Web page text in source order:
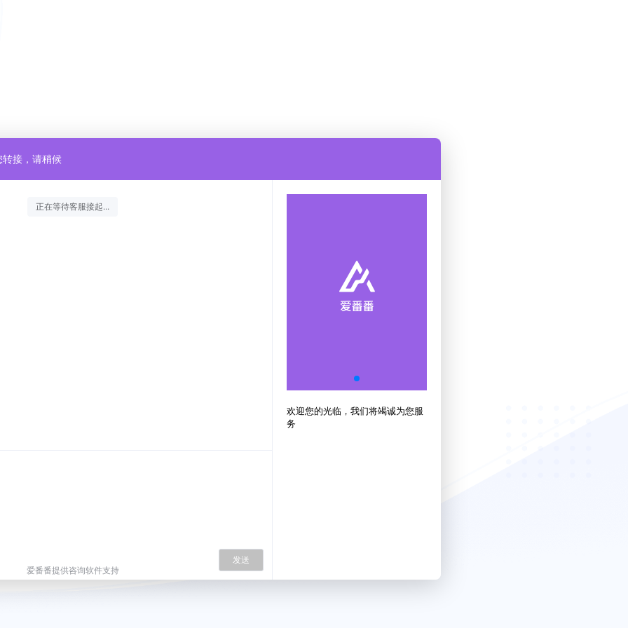
接，请稍候
正在等待客服接起...
发送
欢迎您的光临，我们将竭诚为您服
务